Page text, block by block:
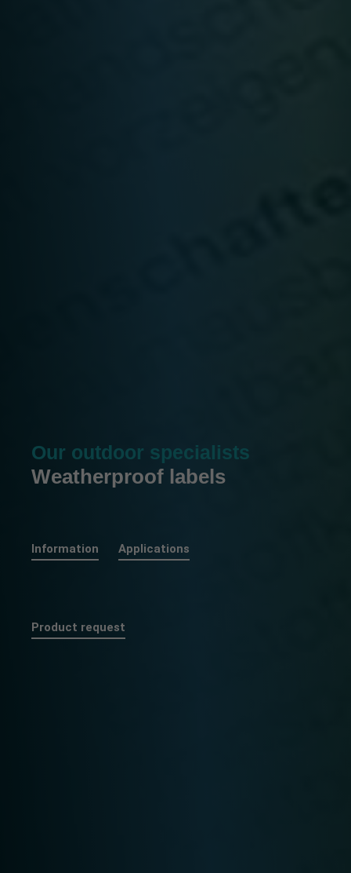
Our outdoor specialists
Weatherproof labels
Information Applications
Product request